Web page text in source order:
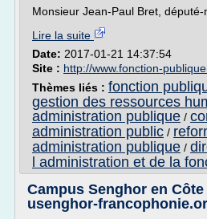
Monsieur Jean-Paul Bret, député-
Lire la suite
Date: 2017-01-21 14:37:54
Site : http://www.fonction-
Thèmes liés : fonction
gestion des ressources
administration publique /
administration public /
administration publique /
l administration et de la
Campus Senghor en Côte
usenghor-